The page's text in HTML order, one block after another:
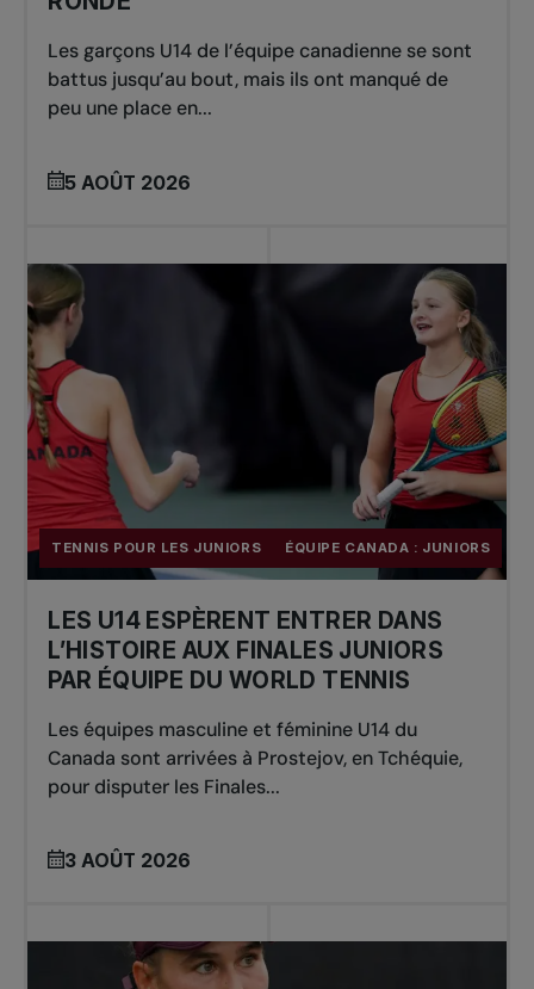
Les garçons U14 de l’équipe canadienne se sont
battus jusqu’au bout, mais ils ont manqué de
peu une place en...
5 AOÛT 2026
TENNIS POUR LES JUNIORS ÉQUIPE CANADA : JUNIORS
LES U14 ESPÈRENT ENTRER DANS
L’HISTOIRE AUX FINALES JUNIORS
PAR ÉQUIPE DU WORLD TENNIS
Les équipes masculine et féminine U14 du
Canada sont arrivées à Prostejov, en Tchéquie,
pour disputer les Finales...
3 AOÛT 2026